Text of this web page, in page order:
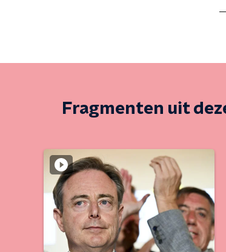
Fragmenten uit